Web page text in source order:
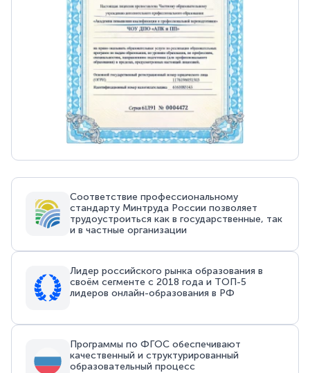
Соответствие профессиональному
стандарту Минтруда России позволяет
трудоустроиться как в государственные, так
и в частные организации
Лидер российского рынка образования в
своём сегменте с 2018 года и ТОП-5
лидеров онлайн-образования в РФ
Программы по ФГОС обеспечивают
качественный и структурированный
образовательный процесс